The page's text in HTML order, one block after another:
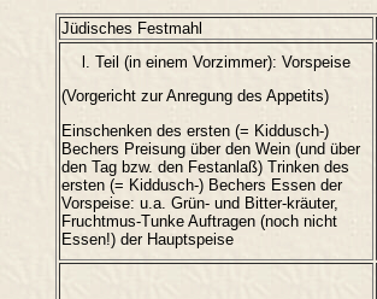
Jüdisches Festmahl
l. Teil (in einem Vorzimmer): Vorspeise
(Vorgericht zur Anregung des Appetits)
Einschenken des ersten (= Kiddusch-)
Bechers Preisung über den Wein (und über
den Tag bzw. den Festanlaß) Trinken des
ersten (= Kiddusch-) Bechers Essen der
Vorspeise: u.a. Grün- und Bitter-kräuter,
Fruchtmus-Tunke Auftragen (noch nicht
Essen!) der Hauptspeise